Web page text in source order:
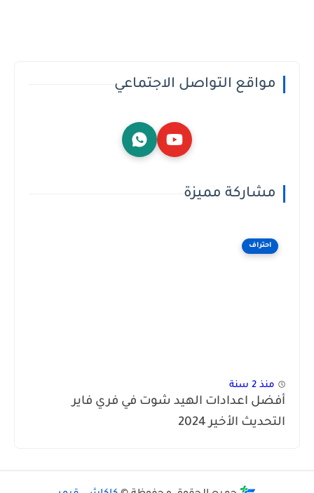
مواقع التواصل الاجتماعي
مشاركة مميزة
احتراف
منذ 2 سنة
أفضل اعدادات الهيد شوت في فري فاير
التحديث الأخير 2024